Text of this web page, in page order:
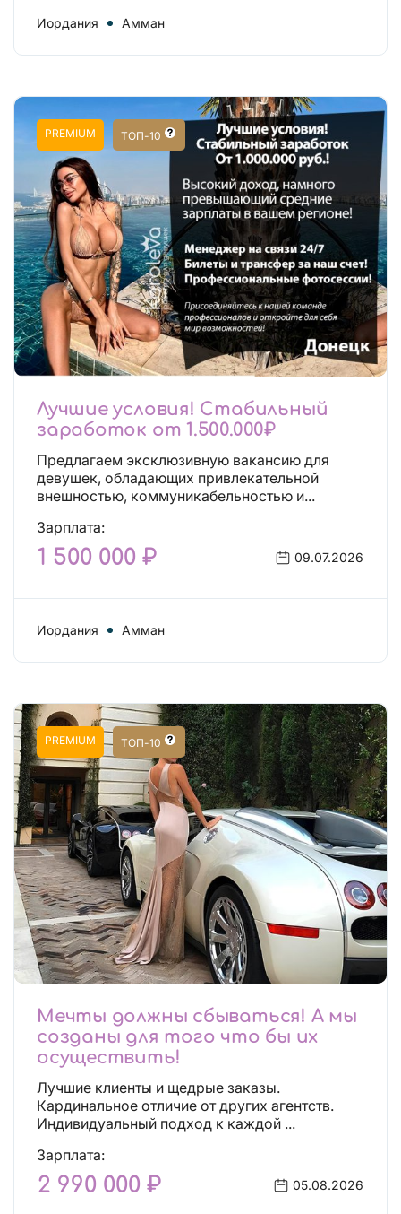
Иордания Амман
PREMIUM ТОП-10
Лучшие условия! Стабильный
заработок от 1.500.000₽
Предлагаем эксклюзивную вакансию для
девушек, обладающих привлекательной
внешностью, коммуникабельностью и...
Зарплата:
1 500 000 ₽ 09.07.2026
Иордания Амман
PREMIUM ТОП-10
Мечты должны сбываться! А мы
созданы для того что бы их
осуществить!
Лучшие клиенты и щедрые заказы.
Кардинальное отличие от других агентств.
Индивидуальный подход к каждой ...
Зарплата:
2 990 000 ₽ 05.08.2026